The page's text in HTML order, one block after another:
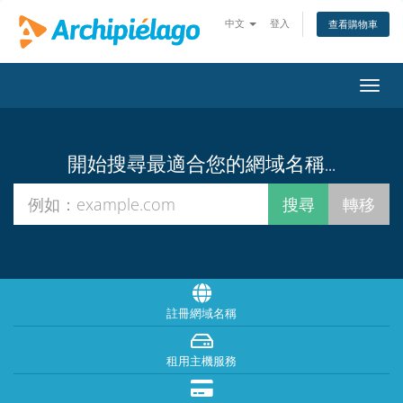
中文 登入 查看購物車
切
換
開始搜尋最適合您的網域名稱...
註冊網域名稱
租用主機服務